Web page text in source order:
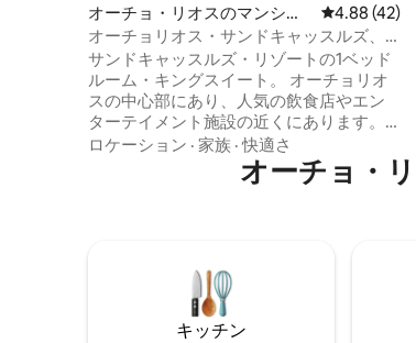
オーチョ・リオスのマンショ
ン・アパート
レビュー42
4.88 (42)
オーチョリオス・サンドキャッスルズ、1
ベッドルーム、モダンなインテリア
サンドキャッスルズ・リゾートの1ベッド
ルーム・キングスイート。 オーチョリオ
スの中心部にあり、人気の飲食店やエン
ターテイメント施設の近くにあります。
寝室とリビングルームには無料Wi-Fiとス
マートテレビが備わっています。 穏やか
な庭園を見下ろす、ビーチが眺められる
ったキッチンには、冷蔵庫、コンロ、電
子レンジが完備されています。 お茶、コ
ーヒー、水（無料）をご用意していま
ロケーション · 家族 ·快適さ
オーチョ・
キッチン